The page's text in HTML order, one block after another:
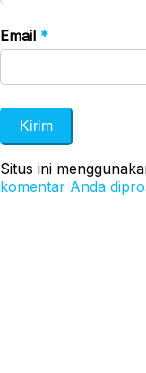
Email *
Situs ini
komentar Anda